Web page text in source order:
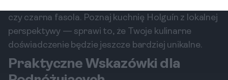
czy czarna fasola. Poznaj kuchnię Holguín z lokalnej
perspektywy — sprawi to, że Twoje kulinarne
doświadczenie będzie jeszcze bardziej unikalne.
Praktyczne Wskazówki dla